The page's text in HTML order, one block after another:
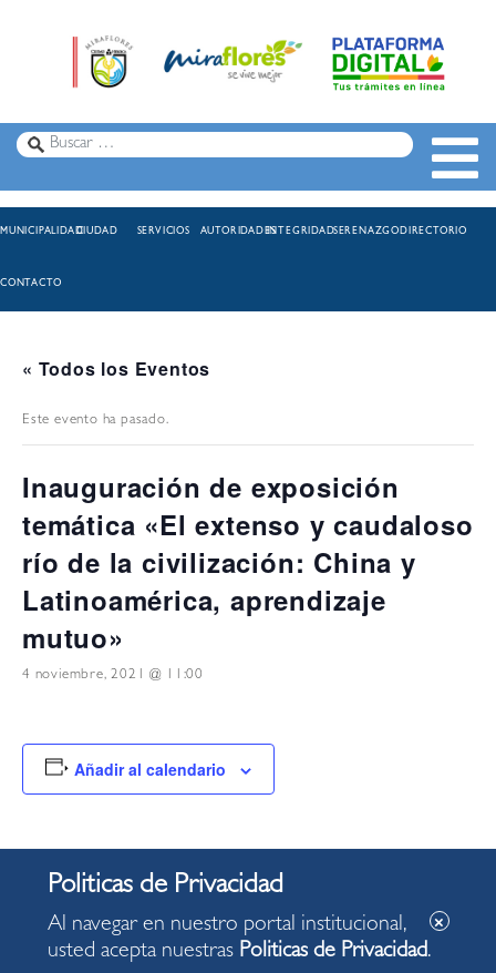
MUNICIPALIDADCIUDAD SERVICIOS AUTORIDADESINTEGRIDADSERENAZGODIRECTORIO
CONTACTO
« Todos los Eventos
Este evento ha pasado.
Inauguración de exposición
temática «El extenso y caudaloso
río de la civilización: China y
Latinoamérica, aprendizaje
mutuo»
4 noviembre, 2021 @ 11:00
Añadir al calendario
Fecha:
4 noviembre, 2021
Hora:
Al navegar en nuestro portal institucional,
usted acepta nuestras Politicas de Privacidad.